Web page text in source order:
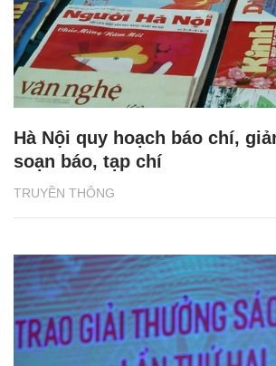
TRUYỀN THÔNG
Hà Nội quy hoạch báo chí,
soạn báo, tạp chí